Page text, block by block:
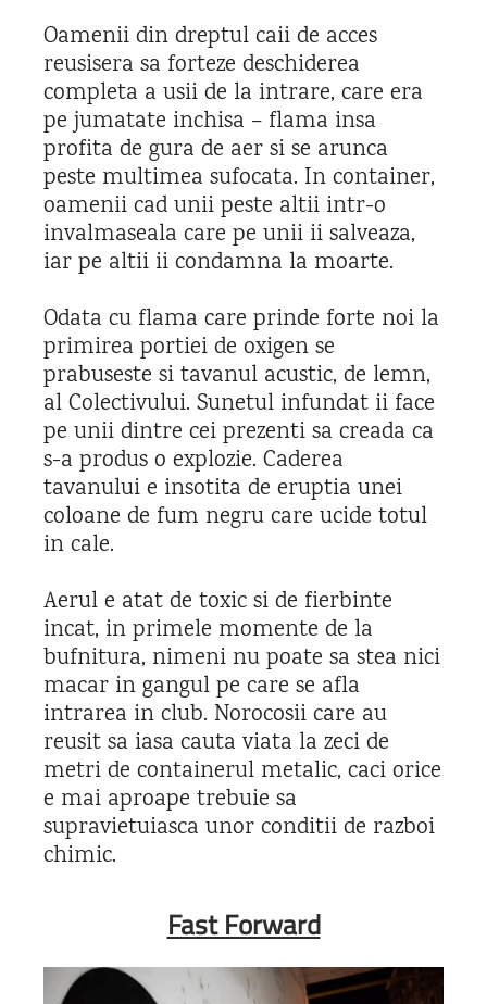
Oamenii din dreptul caii de acces
reusisera sa forteze deschiderea
completa a usii de la intrare, care era
pe jumatate inchisa – flama insa
profita de gura de aer si se arunca
peste multimea sufocata. In container,
oamenii cad unii peste altii intr-o
invalmaseala care pe unii ii salveaza,
iar pe altii ii condamna la moarte.
Odata cu flama care prinde forte noi la
primirea portiei de oxigen se
prabuseste si tavanul acustic, de lemn,
al Colectivului. Sunetul infundat ii face
pe unii dintre cei prezenti sa creada ca
s-a produs o explozie. Caderea
tavanului e insotita de eruptia unei
coloane de fum negru care ucide totul
in cale.
Aerul e atat de toxic si de fierbinte
incat, in primele momente de la
bufnitura, nimeni nu poate sa stea nici
macar in gangul pe care se afla
intrarea in club. Norocosii care au
reusit sa iasa cauta viata la zeci de
metri de containerul metalic, caci orice
e mai aproape trebuie sa
supravietuiasca unor conditii de razboi
chimic.
Fast Forward